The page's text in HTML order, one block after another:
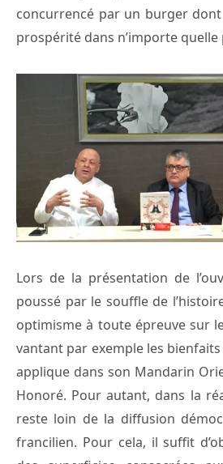
concurrencé par un burger
prospérité dans n’importe
Lors de la présentation de
poussé par le souffle de
optimisme à toute épreuve sur
vantant par exemple les
applique dans son Mandarin
Honoré. Pour autant, dans la
reste loin de la diffusion
francilien. Pour cela, il suffit